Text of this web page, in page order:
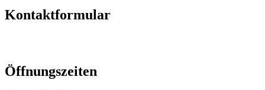
Kontaktformular
Öffnungszeiten